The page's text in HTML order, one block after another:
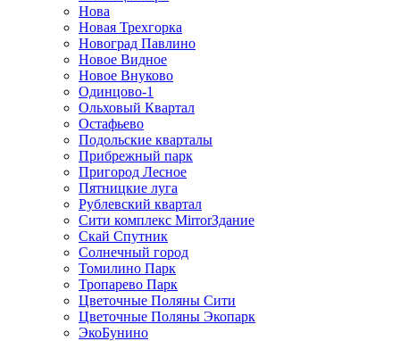
Нова
Новая Трехгорка
Новоград Павлино
Новое Видное
Новое Внуково
Одинцово-1
Ольховый Квартал
Остафьево
Подольские кварталы
Прибрежный парк
Пригород Лесное
Пятницкие луга
Рублевский квартал
Сити комплекс MirrorЗдание
Скай Спутник
Солнечный город
Томилино Парк
Тропарево Парк
Цветочные Поляны Сити
Цветочные Поляны Экопарк
ЭкоБунино